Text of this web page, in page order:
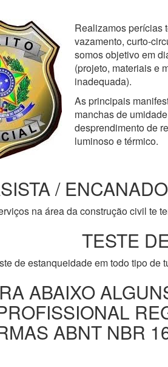
Realizamos perícias
vazamento, curto-
somos objetivo em
(projeto, materiais e
inadequada).
As principais
manchas de
desprendimento de
luminoso e térmico.
/
na área da construção civil te
TESTE
de estanqueidade em todo tipo de
ABAIXO
ABNT NBR